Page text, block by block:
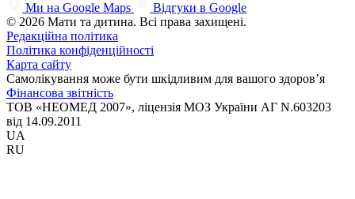
Ми на Google Maps
Відгуки в Google
© 2026 Мати та дитина. Всі права захищені.
Редакційна політика
Політика конфіденційності
Карта сайту
Самолікування може бути шкідливим для вашого здоров’я
Фінансова звітність
ТОВ «НЕОМЕД 2007», ліцензія МОЗ України АГ N.603203
від 14.09.2011
UA
RU